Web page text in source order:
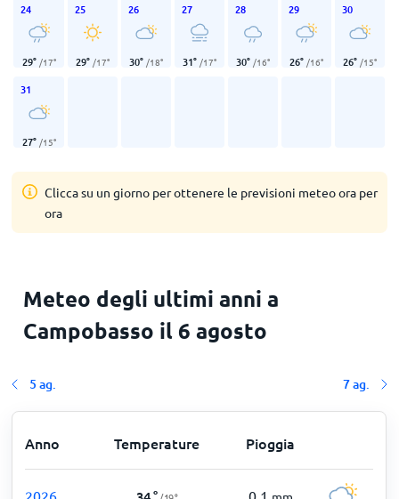
24
29° /17°
25
29° /17°
26
30° /18°
27
31° /17°
28
30° /16°
29
26° /16°
30
26° /15°
31
27° /15°
Clicca su un giorno per ottenere le previsioni meteo ora per
ora
Meteo degli ultimi anni a
Campobasso il 6 agosto
5 ag. 7 ag.
Anno Temperature Pioggia
2026 0,1